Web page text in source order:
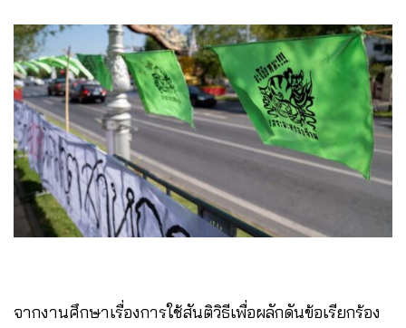
จากงานศึกษาเรื่องการใช้สันติวิธีเพื่อผลักดันข้อเรียกร้อง